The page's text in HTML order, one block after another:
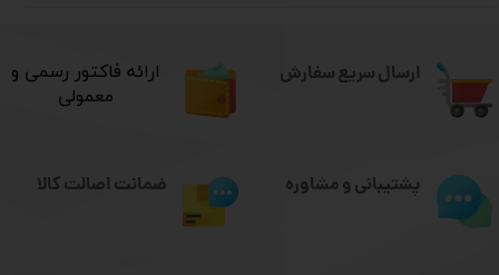
ارسال سریع سفارش
​ارائه فاکتور رسمی و
معمولی
پشتیبانی و مشاوره ضمانت اصالت کالا